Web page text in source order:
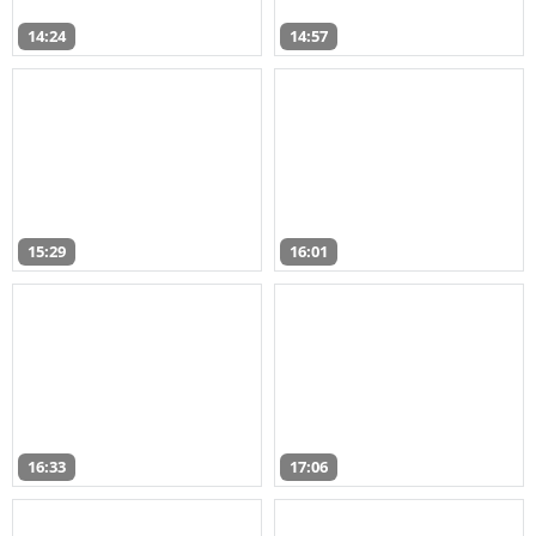
14:24 14:57
15:29 16:01
16:33 17:06